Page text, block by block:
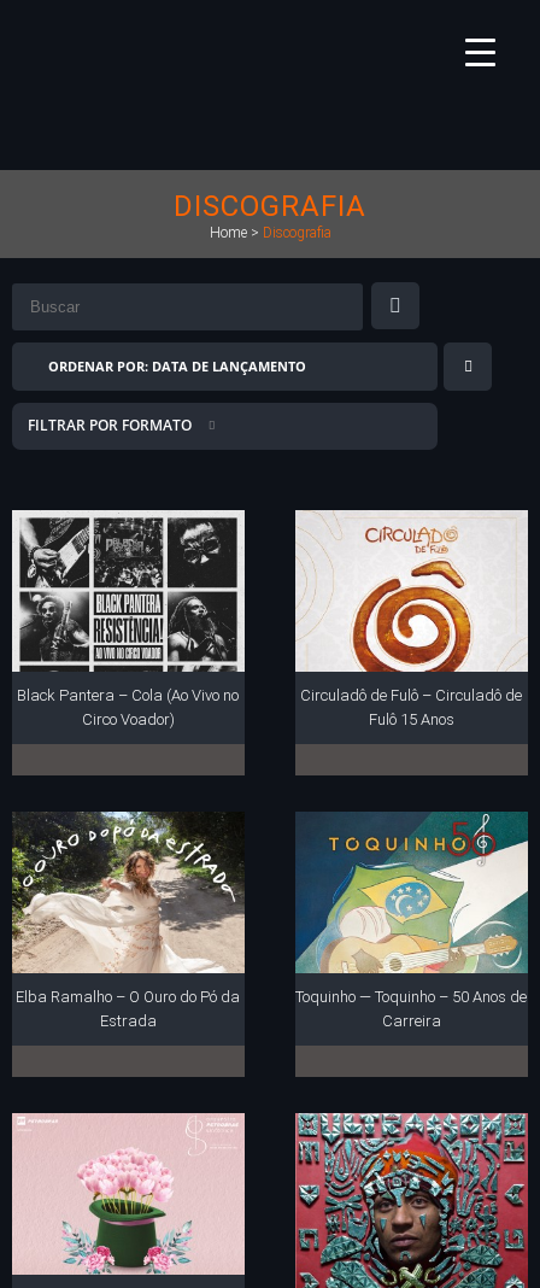
DISCOGRAFIA
Home> Discografia
ORDENAR POR: DATA DE LANÇAMENTO
FILTRAR POR FORMATO
Black Pantera – Cola (Ao Vivo no
Circo Voador)
Circuladô de Fulô – Circuladô de
Fulô 15 Anos
Elba Ramalho – O Ouro do Pó da
Estrada
Toquinho — Toquinho – 50 Anos de
Carreira